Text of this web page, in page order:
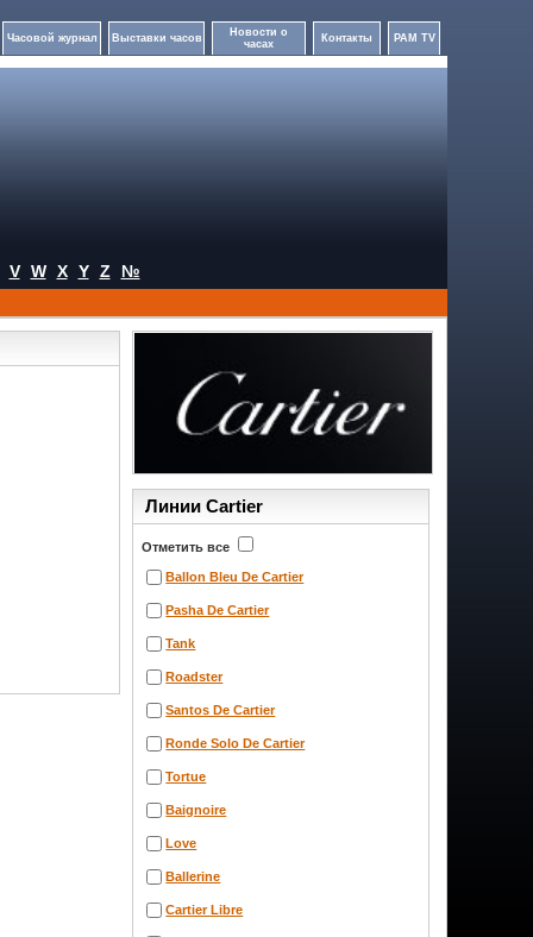
Часовой журнал Выставки часов
Новости о
часах
Контакты PAM TV
V W X Y Z №
Линии Cartier
Отметить все
Ballon Bleu De Cartier
Pasha De Cartier
Tank
Roadster
Santos De Cartier
Ronde Solo De Cartier
Tortue
Baignoire
Love
Ballerine
Cartier Libre